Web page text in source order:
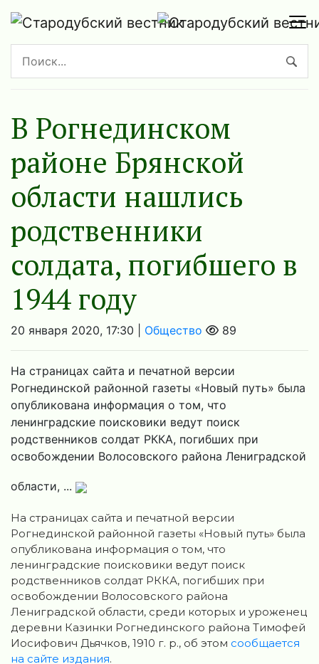
В Рогнединском
районе Брянской
области нашлись
родственники
солдата, погибшего в
1944 году
20 января 2020, 17:30 | Общество 89
На страницах сайта и печатной версии
Рогнединской районной газеты «Новый путь» была
опубликована информация о том, что
ленинградские поисковики ведут поиск
родственников солдат РККА, погибших при
освобождении Волосовского района Лениградской
области, ...
На страницах сайта и печатной версии
Рогнединской районной газеты «Новый путь» была
опубликована информация о том, что
ленинградские поисковики ведут поиск
родственников солдат РККА, погибших при
освобождении Волосовского района
Лениградской области, среди которых и уроженец
деревни Казинки Рогнединского района Тимофей
Иосифович Дьячков, 1910 г. р., об этом сообщается
на сайте издания.